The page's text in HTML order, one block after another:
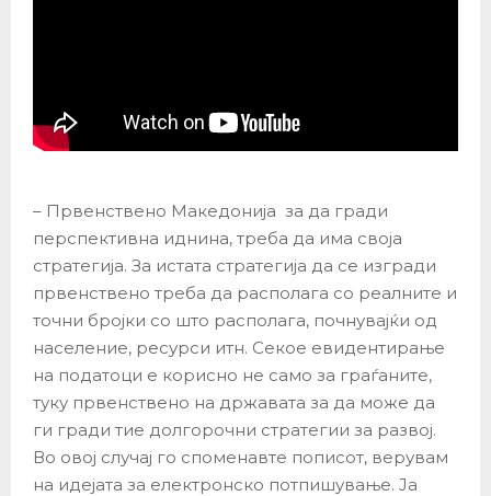
– Првенствено Македонија за да гради
перспективна иднина, треба да има своја
стратегија. За истата стратегија да се изгради
првенствено треба да располага со реалните и
точни бројки со што располага, почнувајќи од
население, ресурси итн. Секое евидентирање
на податоци е корисно не само за граѓаните,
туку првенствено на државата за да може да
ги гради тие долгорочни стратегии за развој.
Во овој случај го споменавте пописот, верувам
на идејата за електронско потпишување. Ја